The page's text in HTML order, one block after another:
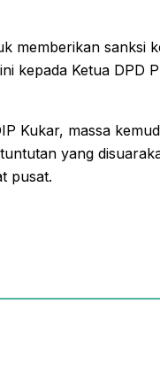
memberikan sanksi
kepada Ketua DPD
Kukar, massa
yang
pusat.